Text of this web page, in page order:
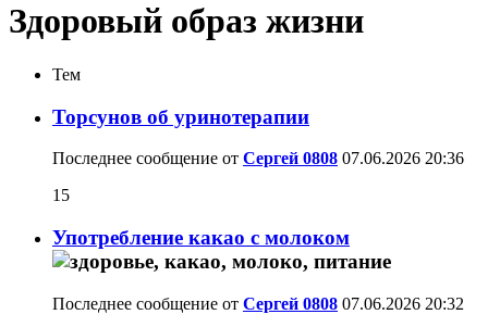
Здоровый образ жизни
Тем
Торсунов об уринотерапии
Последнее сообщение от Сергей 0808 07.06.2026 20:36
15
Употребление какао с молоком
Последнее сообщение от Сергей 0808 07.06.2026 20:32